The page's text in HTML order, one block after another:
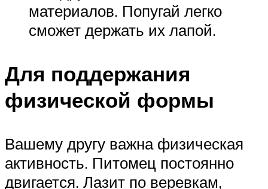
материалов. Попугай легко
сможет держать их лапой.
Для поддержания
физической формы
Вашему другу важна физическая
активность. Питомец постоянно
двигается. Лазит по веревкам,